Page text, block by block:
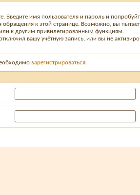
Введите имя пользователя и пароль и
обращения к этой странице. Возможно, вы
к другим привилегированным функциям.
вашу учётную запись, или вы не
зарегистрироваться.